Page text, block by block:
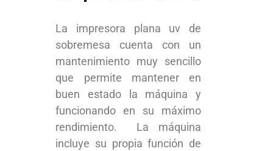
La impresora plana uv de
sobremesa cuenta con un
mantenimiento muy sencillo
que permite mantener en
buen estado la máquina y
funcionando en su máximo
rendimiento. La máquina
incluye su propia función de